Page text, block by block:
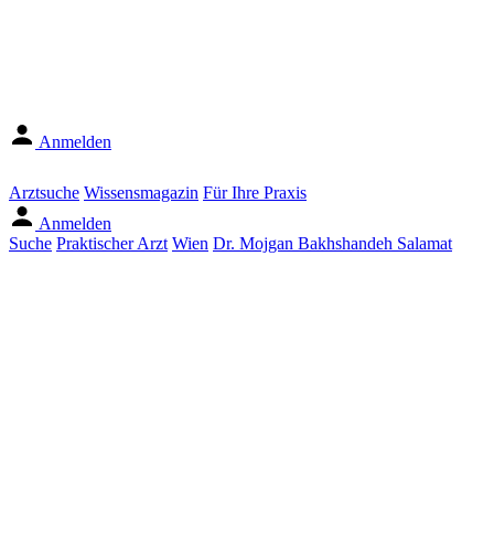
Anmelden
Arztsuche Wissensmagazin Für Ihre Praxis
Anmelden
Suche Praktischer Arzt Wien Dr. Mojgan Bakhshandeh Salamat